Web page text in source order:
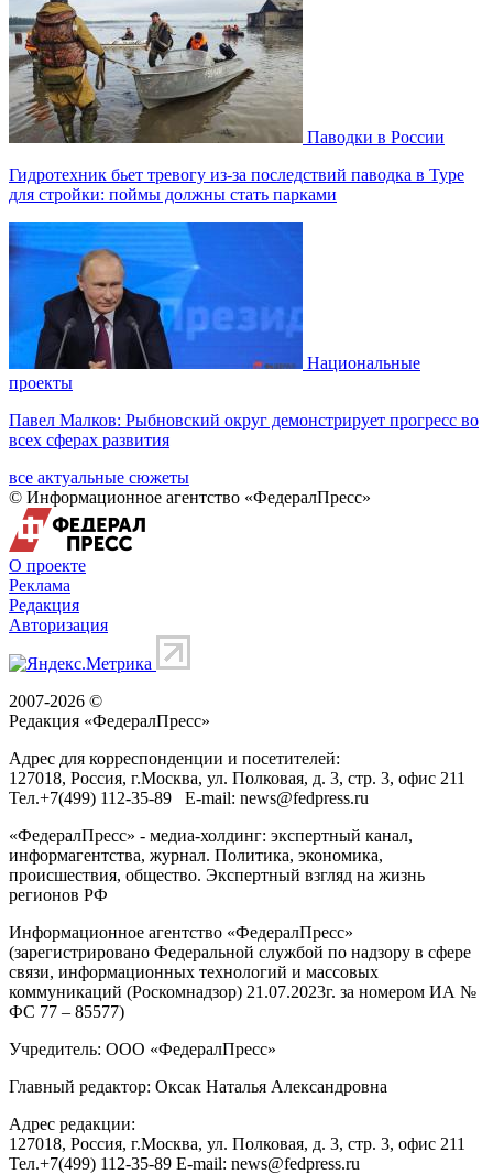
Паводки в России
Гидротехник бьет тревогу из-за последствий паводка в Туре
для стройки: поймы должны стать парками
Национальные
проекты
Павел Малков: Рыбновский округ демонстрирует прогресс во
всех сферах развития
все актуальные сюжеты
© Информационное агентство «ФедералПресс»
О проекте
Реклама
Редакция
Авторизация
2007-2026 ©
Редакция «ФедералПресс»
Адрес для корреспонденции и посетителей:
127018, Россия, г.Москва, ул. Полковая, д. 3, стр. 3, офис 211
Тел.+7(499) 112-35-89 E-mail: news@fedpress.ru
«ФедералПресс» - медиа-холдинг: экспертный канал,
информагентства, журнал. Политика, экономика,
происшествия, общество. Экспертный взгляд на жизнь
регионов РФ
Информационное агентство «ФедералПресс»
(зарегистрировано Федеральной службой по надзору в сфере
связи, информационных технологий и массовых
коммуникаций (Роскомнадзор) 21.07.2023г. за номером ИА №
ФС 77 – 85577)
Учредитель: ООО «ФедералПресс»
Главный редактор: Оксак Наталья Александровна
Адрес редакции:
127018, Россия, г.Москва, ул. Полковая, д. 3, стр. 3, офис 211
Тел.+7(499) 112-35-89 E-mail: news@fedpress.ru